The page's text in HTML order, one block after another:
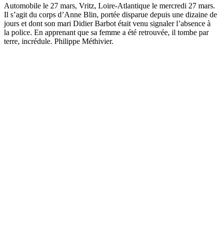
Automobile le 27 mars, Vritz, Loire-Atlantique le mercredi 27 mars.
Il s’agit du corps d’Anne Blin, portée disparue depuis une dizaine de
jours et dont son mari Didier Barbot était venu signaler l’absence à
la police. En apprenant que sa femme a été retrouvée, il tombe par
terre, incrédule. Philippe Méthivier.